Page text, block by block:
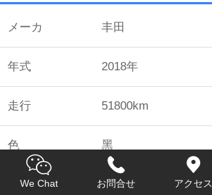
メーカ 丰田
年式 2018年
走行 51800km
色 黑
金額 日元4880000.00
We Chat お問合せ アクセス